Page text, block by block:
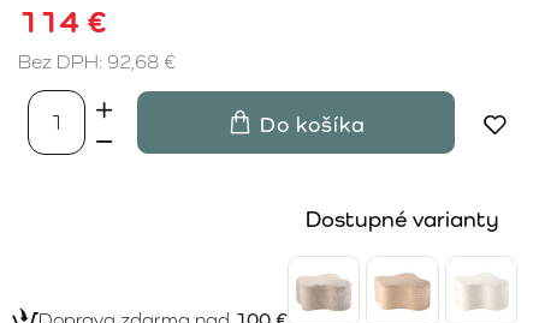
114 €
Bez DPH: 92,68 €
Do košíka
Dostupné varianty